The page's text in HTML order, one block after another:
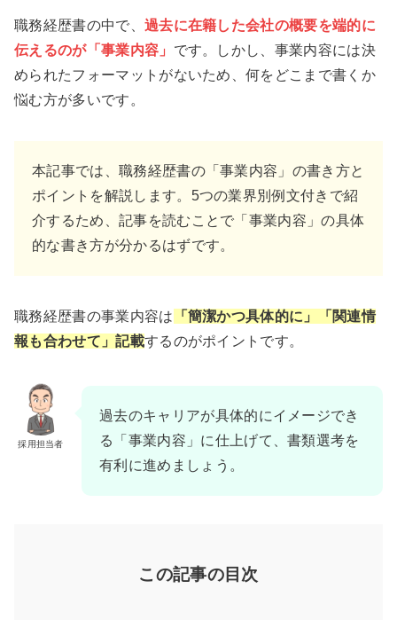
職務経歴書の中で、 過去に在籍した会社の概要を端的に
伝えるのが「事業内容」 です。しかし、事業内容には決
められたフォーマットがないため、何をどこまで書くか
悩む方が多いです。
本記事では、職務経歴書の「事業内容」の書き方と
ポイントを解説します。5つの業界別例文付きで紹
介するため、記事を読むことで「事業内容」の具体
的な書き方が分かるはずです。
職務経歴書の事業内容は 「簡潔かつ具体的に」「関連情
報も合わせて」記載するのがポイントです。
採用担当者
過去のキャリアが具体的にイメージでき
る「事業内容」に仕上げて、書類選考を
有利に進めましょう。
この記事の目次